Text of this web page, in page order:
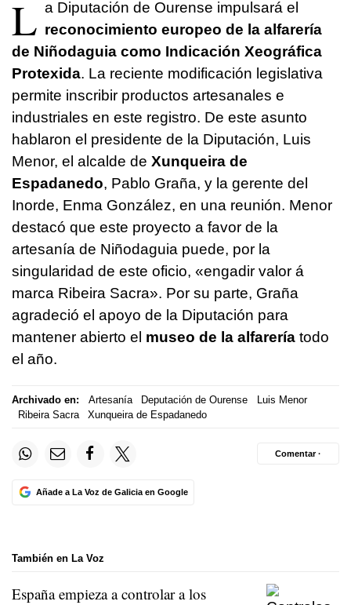
L a Diputación de Ourense impulsará el
reconocimiento europeo de la alfarería
de Niñodaguia como Indicación Xeográfica
Protexida. La reciente modificación legislativa
permite inscribir productos artesanales e
industriales en este registro. De este asunto
hablaron el presidente de la Diputación, Luis
Menor, el alcalde de Xunqueira de
Espadanedo, Pablo Graña, y la gerente del
Inorde, Enma González, en una reunión. Menor
destacó que este proyecto a favor de la
artesanía de Niñodaguia puede, por la
singularidad de este oficio, «engadir valor á
marca Ribeira Sacra». Por su parte, Graña
agradeció el apoyo de la Diputación para
mantener abierto el museo de la alfarería todo
el año.
Archivado en: Artesanía Deputación de Ourense
Luis Menor
Ribeira Sacra
Xunqueira de Espadanedo
Añade a La Voz de Galicia en Google
Comentar ·
También en La Voz
España empieza a controlar a los